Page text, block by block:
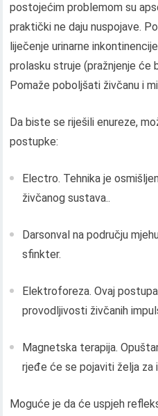
postojećim problemom su
praktički ne daju nuspojave.
liječenje urinarne
prolasku struje (pražnjenje će
Pomaže poboljšati živčanu i
Da biste se riješili enureze,
postupke:
Electro. Tehnika je
živčanog sustava..
Darsonval na području
sfinkter.
Elektroforeza. Ovaj
provodljivosti živčanih
Magnetska terapija.
rjeđe će se pojaviti želja za
Moguće je da će uspjeh